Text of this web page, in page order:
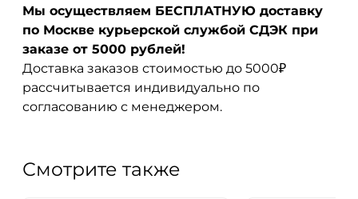
Мы осуществляем БЕСПЛАТНУЮ доставку
по Москве курьерской службой СДЭК при
заказе от 5000 рублей!
Доставка заказов стоимостью до 5000₽
рассчитывается индивидуально по
согласованию с менеджером.
Смотрите также